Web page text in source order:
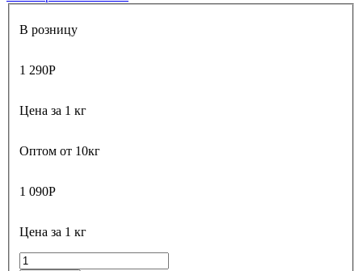
В розницу
1 290Р
Цена за 1 кг
Оптом от 10кг
1 090Р
Цена за 1 кг